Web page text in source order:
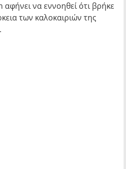
να εννοηθεί ότι βρήκε
των καλοκαιριών της